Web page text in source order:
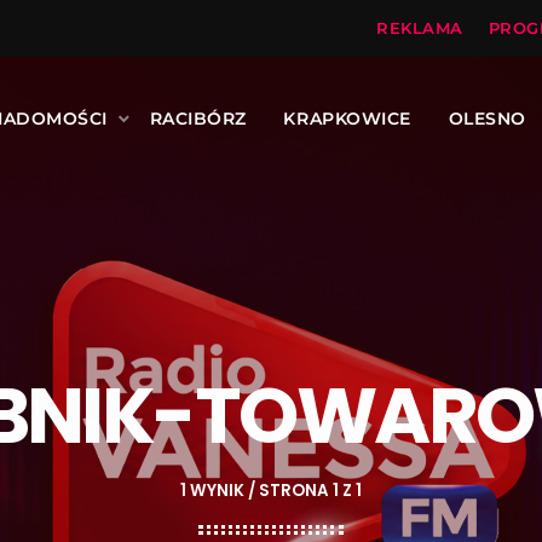
REKLAMA
RACIBÓRZ KRAPKOWICE OLESNO
1 WYNIK / STRONA 1 Z 1